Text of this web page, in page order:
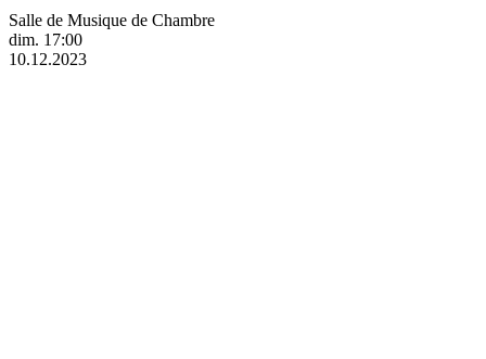
Salle de Musique de Chambre
dim. 17:00
10.12.2023